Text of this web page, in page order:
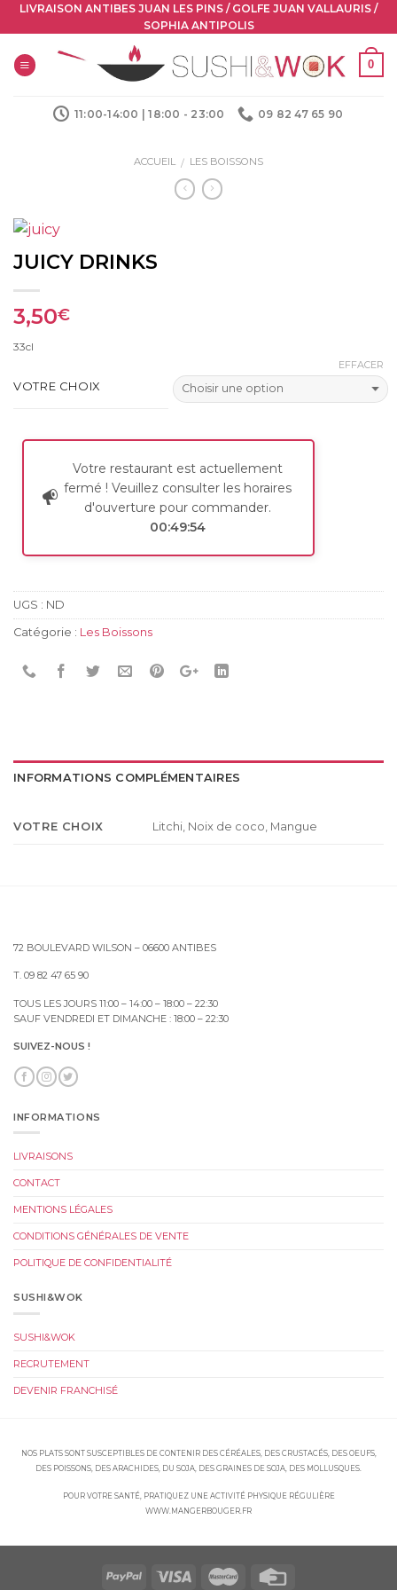
Skip
to
content
LIVRAISON ANTIBES JUAN LES PINS / GOLFE JUAN VALLAURIS /
SOPHIA ANTIPOLIS
0
11:00-14:00 | 18:00 - 23:00 09 82 47 65 90
ACCUEIL / LES BOISSONS
JUICY DRINKS
3,50€
33cl
VOTRE CHOIX
EFFACER
Votre restaurant est actuellement
fermé ! Veuillez consulter les horaires
d'ouverture pour commander.
00:49:54
UGS : ND
Catégorie : Les Boissons
INFORMATIONS COMPLÉMENTAIRES
VOTRE CHOIX Litchi, Noix de coco, Mangue
72 BOULEVARD WILSON – 06600 ANTIBES
T. 09 82 47 65 90
TOUS LES JOURS 11:00 – 14:00 – 18:00 – 22:30
SAUF VENDREDI ET DIMANCHE : 18:00 – 22:30
SUIVEZ-NOUS !
INFORMATIONS
LIVRAISONS
CONTACT
MENTIONS LÉGALES
CONDITIONS GÉNÉRALES DE VENTE
POLITIQUE DE CONFIDENTIALITÉ
SUSHI&WOK
SUSHI&WOK
RECRUTEMENT
DEVENIR FRANCHISÉ
NOS PLATS SONT SUSCEPTIBLES DE CONTENIR DES CÉRÉALES, DES CRUSTACÉS, DES OEUFS,
DES POISSONS, DES ARACHIDES, DU SOJA, DES GRAINES DE SOJA, DES MOLLUSQUES.
POUR VOTRE SANTÉ, PRATIQUEZ UNE ACTIVITÉ PHYSIQUE RÉGULIÈRE
WWW.MANGERBOUGER.FR